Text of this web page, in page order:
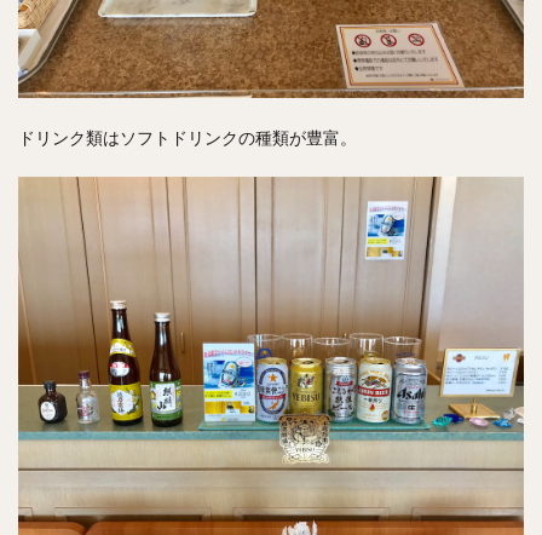
ドリンク類はソフトドリンクの種類が豊富。